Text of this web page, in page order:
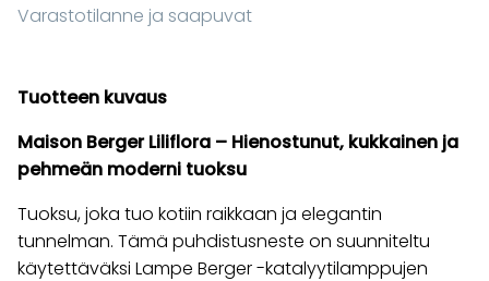
Varastotilanne ja saapuvat
Tuotteen kuvaus
Maison Berger Liliflora – Hienostunut, kukkainen ja
pehmeän moderni tuoksu
Tuoksu, joka tuo kotiin raikkaan ja elegantin
tunnelman. Tämä puhdistusneste on suunniteltu
käytettäväksi Lampe Berger -katalyytilamppujen